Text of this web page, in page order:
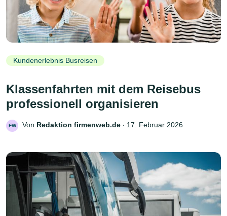
Kundenerlebnis Busreisen
Klassenfahrten mit dem Reisebus
professionell organisieren
FW Von Redaktion firmenweb.de ‧ 17. Februar 2026